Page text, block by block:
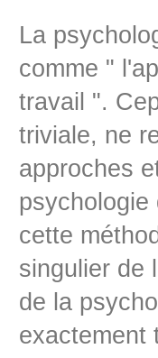
La
comme "
travail ".
triviale, ne
approches
cette
singulier de
de la